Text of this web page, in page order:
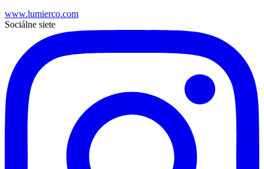
www.lumierco.com
Sociálne siete